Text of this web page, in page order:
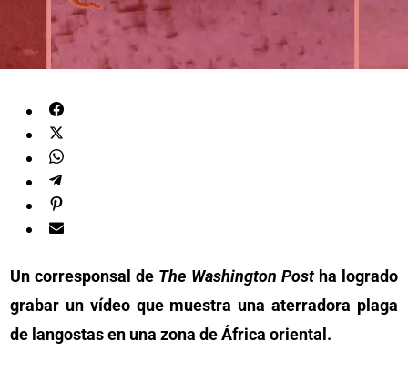
Un corresponsal de The Washington Postha logrado
grabar un vídeo que muestra una aterradora plaga
de langostas en una zona de África oriental.